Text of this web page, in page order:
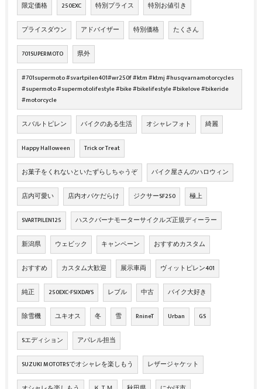
限定価格 250EXC 特別プライス 特別お値引き
プライスダウン アドバイザー 特別価格 たくさん
701SUPERMOTO 県外
#701supermoto #svartpilen401#wr250f #ktm #ktmj #husqvarnamotorcycles
#supermoto #supermotolifestyle #bike #bikelifestyle #bikelove #bikeride
#motorcycle
スバルトピレン バイクのある生活 オシャレフォト 綺麗
Happy Halloween Trick or Treat
お菓子をくれないといたずらしちゃうぞ バイク屋さんのハロウィン
店内可愛い 店内オバケだらけ ジクサーSF250 極上
SVARTPILEN125 ハスクバーナモーターサイクルズ正規ディーラー
新潟県 ウェビック キャンペーン おすすめカスタム
おすすめ カスタム大歓迎 展示車両 ヴィットピレン401
純正 250EXC-FSIXDAYS レブル 中古 バイク大好き
除雪機 ユキオス 冬 雪 RnineT Urban GS
Sエディション アパレル担当
SUZUKI MOTOTRSでオシャレを楽しもう レザージャケット